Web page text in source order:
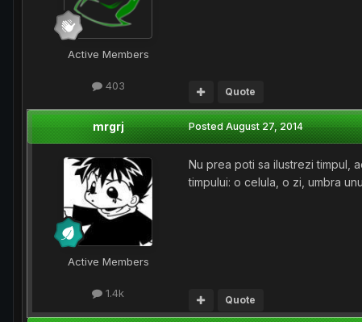
Active Members
403
Quote
mrgrj
Active Members
1.4k
PostedAugust 27, 2014
Nu prea poti sa ilustrezi timpul,
timpului: o celula, o zi, umbra
Quote